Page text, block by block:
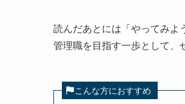
読んだあとには「やってみよ
管理職を目指す一歩として、
こんな方におすすめ